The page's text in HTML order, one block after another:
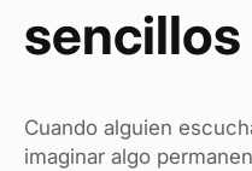
sencillos
Cuando alguien
imaginar algo